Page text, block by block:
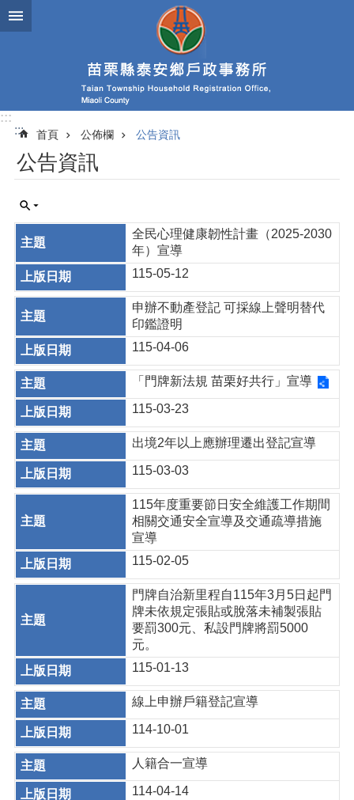
跳到主要內容區塊
:::
:::
首頁 公佈欄 公告資訊
公告資訊
全民心理健康韌性計畫（2025-2030
年）宣導
115-05-12
申辦不動產登記 可採線上聲明替代
印鑑證明
115-04-06
「門牌新法規 苗栗好共行」宣導
115-03-23
出境2年以上應辦理遷出登記宣導
115-03-03
115年度重要節日安全維護工作期間
相關交通安全宣導及交通疏導措施
宣導
115-02-05
門牌自治新里程自115年3月5日起門
牌未依規定張貼或脫落未補製張貼
要罰300元、私設門牌將罰5000
元。
115-01-13
線上申辦戶籍登記宣導
114-10-01
人籍合一宣導
114-04-14